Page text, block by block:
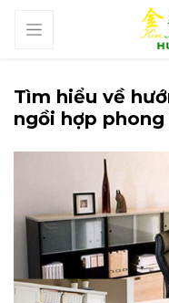
Tìm hiểu về
ngồi hợp